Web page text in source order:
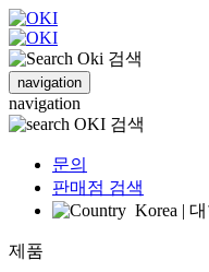
검색
navigation
navigation
검색
문의
판매점 검색
Korea |
제품